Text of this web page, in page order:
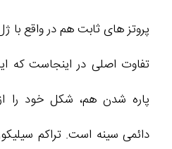
پروتز های ثابت هم در واقع با
تفاوت اصلی در اینجاست که
پاره‌ شدن هم، شکل خود را
دائمی سینه است. تراکم